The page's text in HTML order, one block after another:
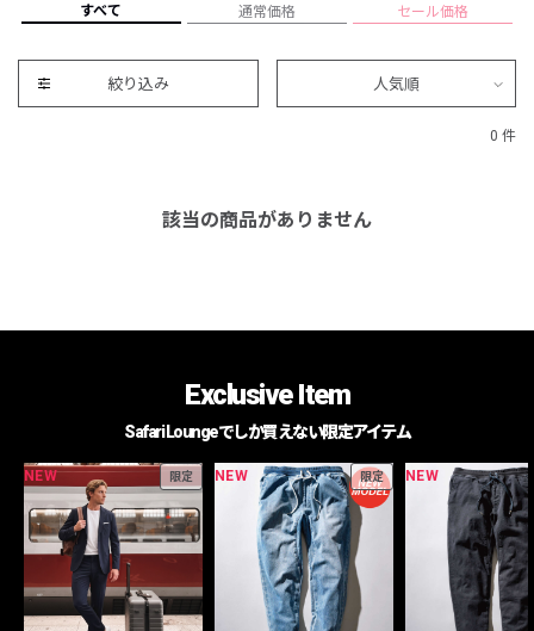
すべて 通常価格 セール価格
絞り込み 人気順
0 件
該当の商品がありません
Exclusive Item
Safari Loungeでしか買えない限定アイテム
NEW 限定 NEW 限定 NEW